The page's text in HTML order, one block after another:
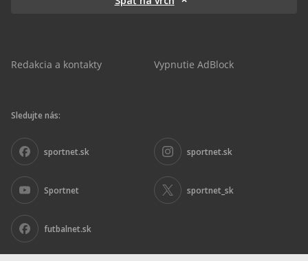
Redakcia a kontakty Vypnutie AdBlock
Sledujte nás:
sportnet.sk sportnet.sk
Sportnet sportnet_sk
futbalnet.sk